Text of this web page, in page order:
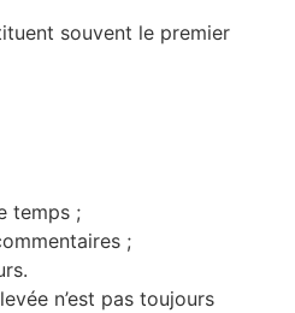
souvent le premier
temps ;
;
n’est pas toujours